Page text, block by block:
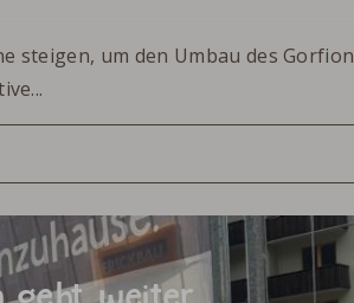
steigen, um den Umbau des Gorfion